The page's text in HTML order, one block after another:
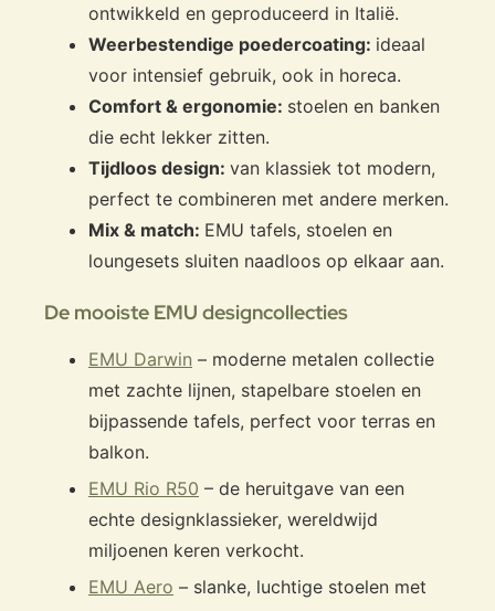
ontwikkeld en geproduceerd in Italië.
Weerbestendige poedercoating: ideaal
voor intensief gebruik, ook in horeca.
Comfort & ergonomie: stoelen en banken
die echt lekker zitten.
Tijdloos design: van klassiek tot modern,
perfect te combineren met andere merken.
Mix & match: EMU tafels, stoelen en
loungesets sluiten naadloos op elkaar aan.
De mooiste EMU designcollecties
EMU Darwin – moderne metalen collectie
met zachte lijnen, stapelbare stoelen en
bijpassende tafels, perfect voor terras en
balkon.
EMU Rio R50 – de heruitgave van een
echte designklassieker, wereldwijd
miljoenen keren verkocht.
EMU Aero – slanke, luchtige stoelen met